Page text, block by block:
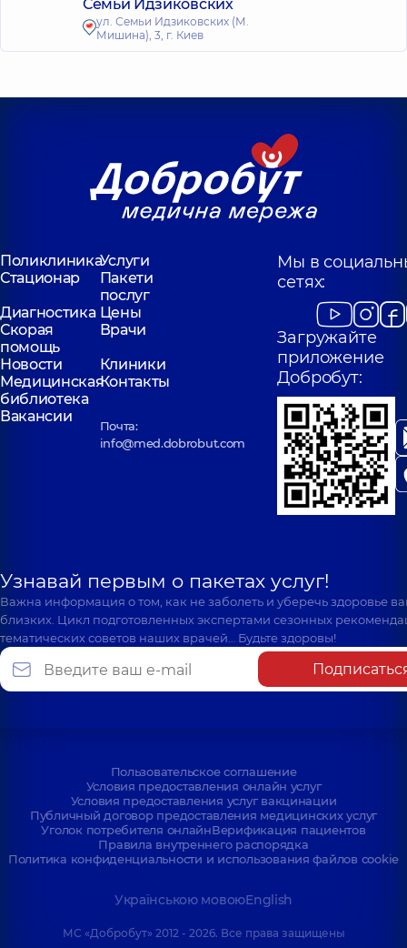
Семьи Идзиковских
ул. Семьи Идзиковских (М.
Мишина), 3, г. Киев
ПоликлиникаУслуги
Стационар
Пакети
послуг
Диагностика Цены
Скорая
помощь
Врачи
Новости
Клиники
Медицинская
библиотека
Контакты
Вакансии
Почта:
info@med.dobrobut.com
Мы в
сетях:
Загружайте
приложение
Добробут:
Узнавай первым о пакетах услуг!
Важна информация о том, как не заболеть и уберечь здоровье
близких. Цикл подготовленных экспертами сезонных
тематических советов наших врачей… Будьте здоровы!
Пользовательское соглашение
Условия предоставления онлайн услуг
Условия предоставления услуг вакцинации
Публичный договор предоставления медицинских услуг
Уголок потребителя онлайнВерификация пациентов
Правила внутреннего распорядка
Политика конфиденциальности и использования файлов cookie
Українською мовоюEnglish
МС «Добробут» 2012 - 2026. Все права защищены